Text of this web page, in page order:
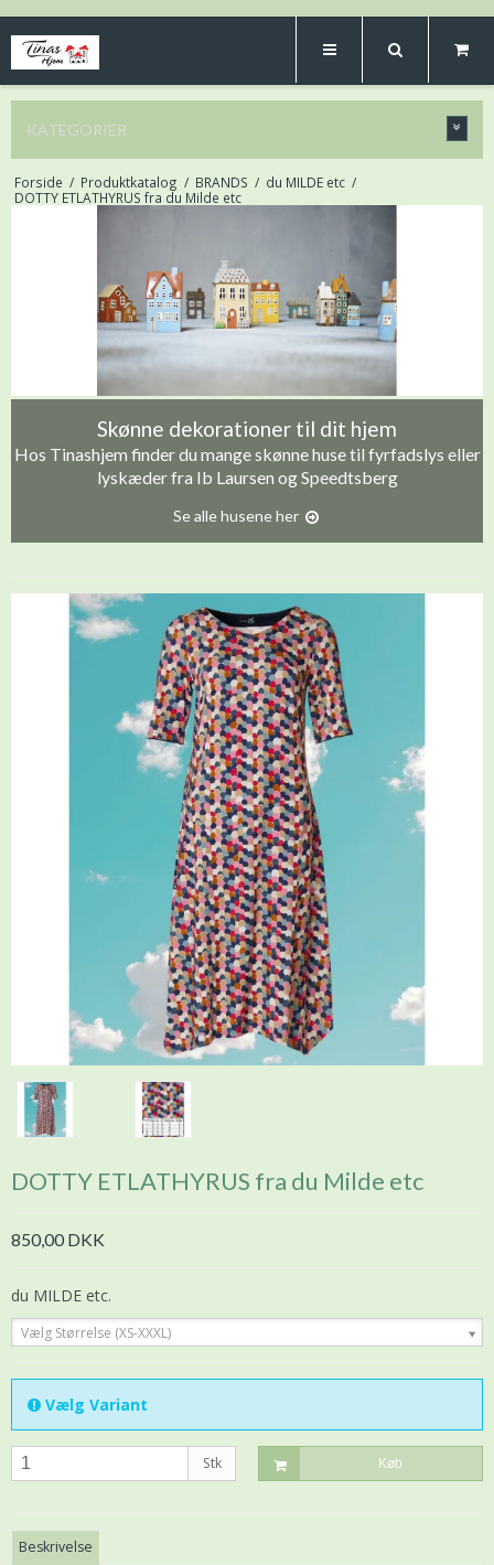
KATEGORIER
Forside / Produktkatalog / BRANDS / du MILDE etc /
DOTTY ETLATHYRUS fra du Milde etc
Skønne dekorationer til dit hjem
Hos Tinashjem finder du mange skønne huse til fyrfadslys eller
lyskæder fra Ib Laursen og Speedtsberg
Se alle husene her
DOTTY ETLATHYRUS fra du Milde etc
850,00 DKK
du MILDE etc.
Vælg Størrelse (XS-XXXL)
Vælg Variant
Stk Køb
Beskrivelse